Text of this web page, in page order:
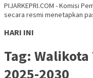
PIJARKEPRI.COM - Komisi
secara resmi menetapkan
HARI INI
Tag:
2025-2030